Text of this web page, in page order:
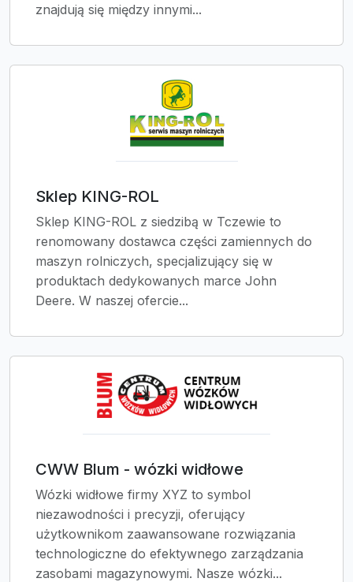
znajdują się między innymi...
Sklep KING-ROL
Sklep KING-ROL z siedzibą w Tczewie to
renomowany dostawca części zamiennych do
maszyn rolniczych, specjalizujący się w
produktach dedykowanych marce John
Deere. W naszej ofercie...
CWW Blum - wózki widłowe
Wózki widłowe firmy XYZ to symbol
niezawodności i precyzji, oferujący
użytkownikom zaawansowane rozwiązania
technologiczne do efektywnego zarządzania
zasobami magazynowymi. Nasze wózki...